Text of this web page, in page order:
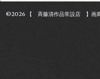
©2026 【 斉藤清作品常設店 】画